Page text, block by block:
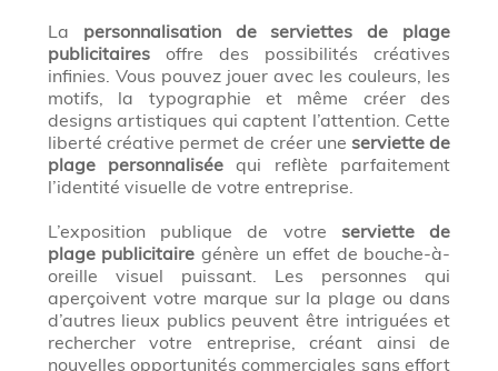
La personnalisation de serviettes de plage
publicitairesoffre des possibilités créatives
infinies. Vous pouvez jouer avec les couleurs, les
motifs, la typographie et même créer des
designs artistiques qui captent l’attention. Cette
liberté créative permet de créer une serviette de
plage personnalisée qui reflète parfaitement
l’identité visuelle de votre entreprise.
L’exposition publique de votre serviette de
plage publicitaire génère un effet de bouche-à-
oreille visuel puissant. Les personnes qui
aperçoivent votre marque sur la plage ou dans
d’autres lieux publics peuvent être intriguées et
rechercher votre entreprise, créant ainsi de
nouvelles opportunités commerciales sans effort